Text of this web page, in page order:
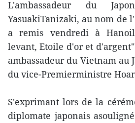
L'ambassadeur du
YasuakiTanizaki, au nom de
a remis vendredi à
levant, Etoile d'or et d'argent"
ambassadeur du Vietnam au
du vice-Premierministre
S'exprimant lors de la
diplomate japonais